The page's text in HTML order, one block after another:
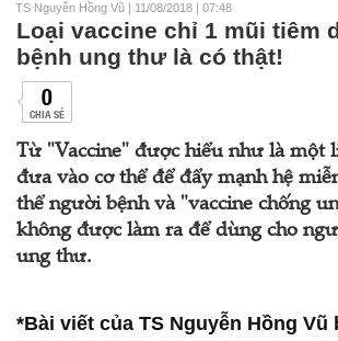
TS Nguyễn Hồng Vũ | 11/08/2018 | 07:48
Loại vaccine chỉ 1 mũi tiêm
bệnh ung thư là có thật!
0
CHIA SẺ
Từ "Vaccine" được hiểu như là một
đưa vào cơ thể để đẩy mạnh hệ
thể người bệnh và "vaccine chống
không được làm ra để dùng cho
ung thư.
*Bài viết của TS Nguyễn Hồng Vũ